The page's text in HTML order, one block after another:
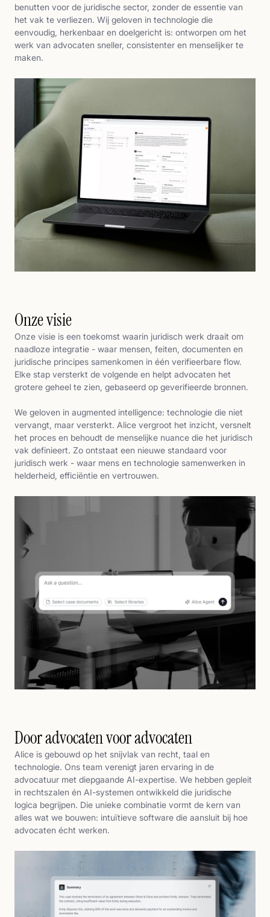
benutten voor de juridische sector, zonder de essentie van
het vak te verliezen. Wij geloven in technologie die
eenvoudig, herkenbaar en doelgericht is: ontworpen om het
werk van advocaten sneller, consistenter en menselijker te
maken.
Onze visie
Onze visie is een toekomst waarin juridisch werk draait om
naadloze integratie - waar mensen, feiten, documenten en
juridische principes samenkomen in één verifieerbare flow.
Elke stap versterkt de volgende en helpt advocaten het
grotere geheel te zien, gebaseerd op geverifieerde bronnen.
We geloven in augmented intelligence: technologie die niet
vervangt, maar versterkt. Alice vergroot het inzicht, versnelt
het proces en behoudt de menselijke nuance die het juridisch
vak definieert. Zo ontstaat een nieuwe standaard voor
juridisch werk - waar mens en technologie samenwerken in
helderheid, efficiëntie en vertrouwen.
Door advocaten voor advocaten
Alice is gebouwd op het snijvlak van recht, taal en
technologie. Ons team verenigt jaren ervaring in de
advocatuur met diepgaande AI-expertise. We hebben gepleit
in rechtszalen én AI-systemen ontwikkeld die juridische
logica begrijpen. Die unieke combinatie vormt de kern van
alles wat we bouwen: intuïtieve software die aansluit bij hoe
advocaten écht werken.